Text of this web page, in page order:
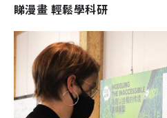
睇漫畫 輕鬆學科研